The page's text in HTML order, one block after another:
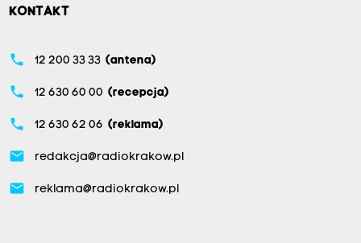
KONTAKT
phone 12 200 33 33 (antena)
phone 12 630 60 00 (recepcja)
phone 12 630 62 06 (reklama)
email redakcja@radiokrakow.pl
email reklama@radiokrakow.pl